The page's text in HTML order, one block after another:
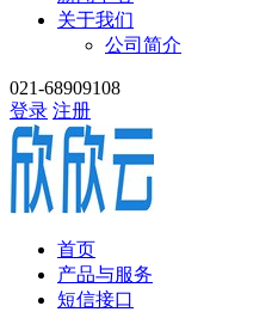
关于我们
公司简介
021-68909108
登录 注册
首页
产品与服务
短信接口